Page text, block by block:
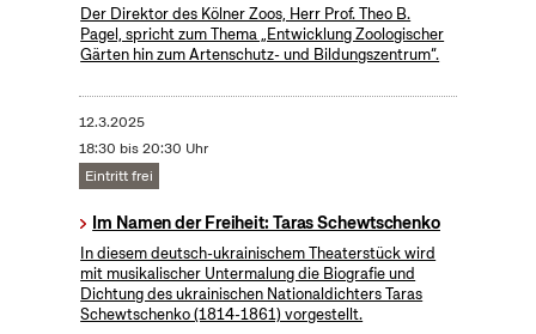
Der Direktor des Kölner Zoos, Herr Prof. Theo B.
Pagel, spricht zum Thema „Entwicklung Zoologischer
Gärten hin zum Artenschutz- und Bildungszentrum“.
12.3.2025
18:30 bis 20:30 Uhr
Eintritt frei
Im Namen der Freiheit: Taras Schewtschenko
In diesem deutsch-ukrainischem Theaterstück wird
mit musikalischer Untermalung die Biografie und
Dichtung des ukrainischen Nationaldichters Taras
Schewtschenko (1814-1861) vorgestellt.